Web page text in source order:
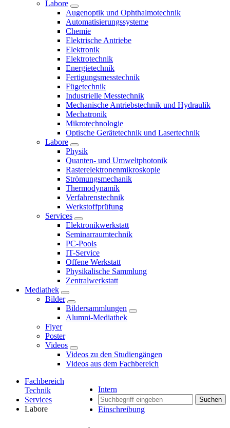
Labore
Augenoptik und Ophthalmotechnik
Automatisierungssysteme
Chemie
Elektrische Antriebe
Elektronik
Elektrotechnik
Energietechnik
Fertigungsmesstechnik
Fügetechnik
Industrielle Messtechnik
Mechanische Antriebstechnik und Hydraulik
Mechatronik
Mikrotechnologie
Optische Gerätetechnik und Lasertechnik
Labore
Physik
Quanten- und Umweltphotonik
Rasterelektronenmikroskopie
Strömungsmechanik
Thermodynamik
Verfahrenstechnik
Werkstoffprüfung
Services
Elektronikwerkstatt
Seminarraumtechnik
PC-Pools
IT-Service
Offene Werkstatt
Physikalische Sammlung
Zentralwerkstatt
Mediathek
Bilder
Bildersammlungen
Alumni-Mediathek
Flyer
Poster
Videos
Videos zu den Studiengängen
Videos aus dem Fachbereich
Intern
Suchen
Einschreibung
Fachbereich
Technik
Services
Labore